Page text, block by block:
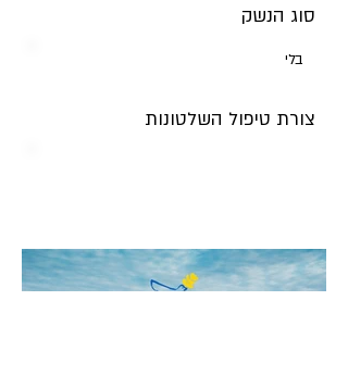
סוג הנשק
בלי
צורת טיפול השלטונות